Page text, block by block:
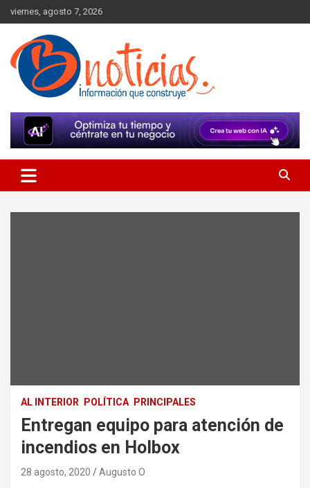
Skip
to
content
viernes, agosto 7, 2026
BNoticias
AL INTERIOR POLÍTICA PRINCIPALES
Entregan equipo para atención de
incendios en Holbox
28 agosto, 2020 Augusto O